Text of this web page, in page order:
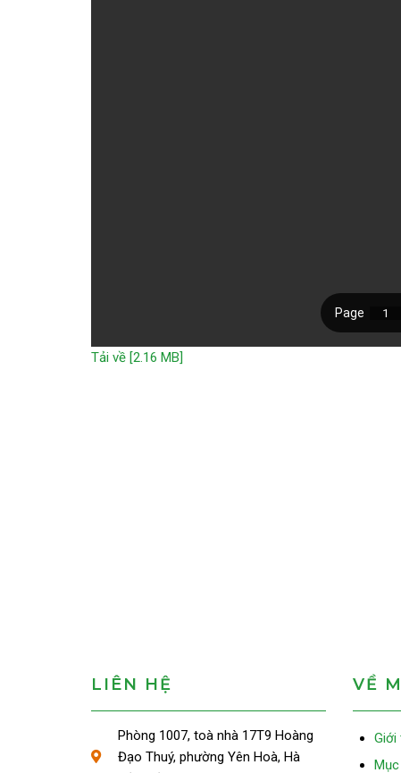
Tải về [2.16 MB]
LIÊN HỆ
Phòng 1007, toà nhà 17T9 Hoàng
Đạo Thuý, phường Yên Hoà, Hà
VỀ
Giới